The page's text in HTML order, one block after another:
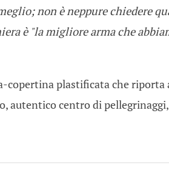
non è neppure chiedere
è "la migliore arma che
copertina plastificata che
autentico centro di